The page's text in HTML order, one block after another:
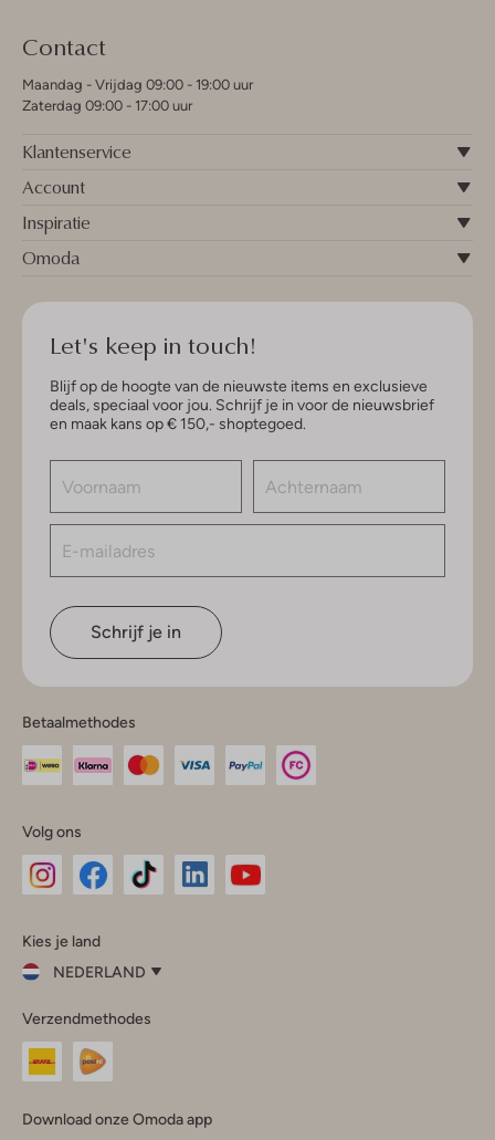
Contact
Maandag - Vrijdag 09:00 - 19:00 uur
Zaterdag 09:00 - 17:00 uur
Klantenservice
Account
Inspiratie
Omoda
Let's keep in touch!
Blijf op de hoogte van de nieuwste items en exclusieve
deals, speciaal voor jou. Schrijf je in voor de nieuwsbrief
en maak kans op € 150,- shoptegoed.
Schrijf je in
Betaalmethodes
Volg ons
InstagramFacebook
Kies je land
NEDERLAND
je
land
Nederland
Verzendmethodes
Download onze Omoda app